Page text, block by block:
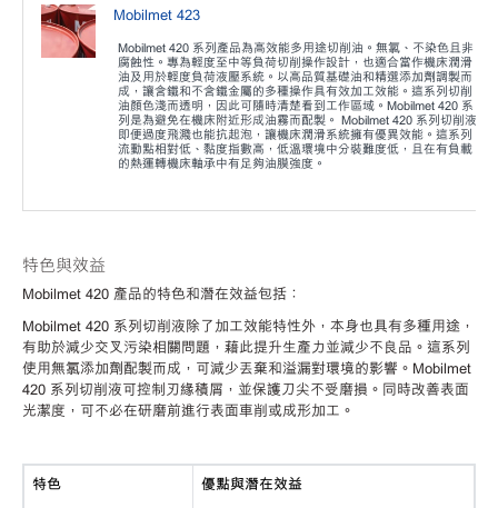
Mobilmet 423
Mobilmet 420 系列產品為高效能多用途切削油。無氯、不染色且非
腐蝕性。專為輕度至中等負荷切削操作設計，也適合當作機床潤滑
油及用於輕度負荷液壓系統。以高品質基礎油和精選添加劑調製而
成，讓含鐵和不含鐵金屬的多種操作具有效加工效能。這系列切削
油顏色淺而透明，因此可隨時清楚看到工作區域。Mobilmet 420 系
列是為避免在機床附近形成油霧而配製。 Mobilmet 420 系列切削液
即便過度飛濺也能抗起泡，讓機床潤滑系統擁有優異效能。這系列
流動點相對低、黏度指數高，低溫環境中分裝難度低，且在有負載
的熱運轉機床軸承中有足夠油膜強度。
特色與效益
Mobilmet 420 產品的特色和潛在效益包括：
Mobilmet 420 系列切削液除了加工效能特性外，本身也具有多種用途，
有助於減少交叉污染相關問題，藉此提升生產力並減少不良品。這系列
使用無氯添加劑配製而成，可減少丟棄和溢漏對環境的影響。Mobilmet
420 系列切削液可控制刃緣積屑，並保護刀尖不受磨損。同時改善表面
光潔度，可不必在研磨前進行表面車削或成形加工。
特色 優點與潛在效益